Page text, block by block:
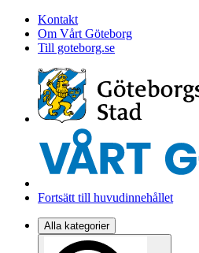
Kontakt
Om Vårt Göteborg
Till goteborg.se
Fortsätt till huvudinnehållet
Alla kategorier